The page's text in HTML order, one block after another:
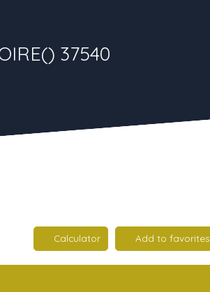
37540
Calculator Add to favorites